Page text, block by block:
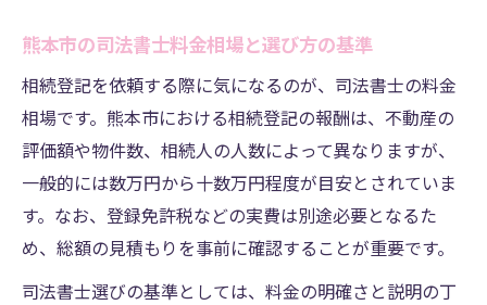
熊本市の司法書士料金相場と選び方の基準
相続登記を依頼する際に気になるのが、司法書士の料金
相場です。熊本市における相続登記の報酬は、不動産の
評価額や物件数、相続人の人数によって異なりますが、
一般的には数万円から十数万円程度が目安とされていま
す。なお、登録免許税などの実費は別途必要となるた
め、総額の見積もりを事前に確認することが重要です。
司法書士選びの基準としては、料金の明確さと説明の丁